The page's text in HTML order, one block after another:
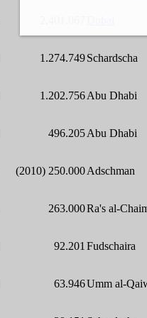
1.274.749Schardscha
1.202.756Abu Dhabi
496.205Abu Dhabi
(2010) 250.000Adschman
263.000Ra's al-
92.201 Fudschaira
63.946Umm al-